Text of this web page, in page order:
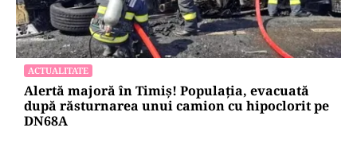
ACTUALITATE
Alertă majoră în Timiș! Populația, evacuată
după răsturnarea unui camion cu hipoclorit pe
DN68A